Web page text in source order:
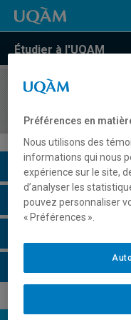
Étudier à l'UQAM
COURS//
Description du cours
Horaire - Été 2026
Préférences en
Nous utilisons des
informations qui nous
expérience sur le site,
d’analyser les
pouvez personnaliser
« Préférences ».